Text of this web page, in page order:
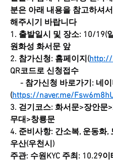
분은 아래 내용을 참고하셔
해주시기 바랍니다
1. 출발일시 및 장소: 10/19(
원화성 화서문 앞
2. 참가신청: 홈페이지(http://
QR코드로 신청접수
- 참가신청 바로가기: 네
(https://naver.me/
3. 걷기코스: 화서문>장안문
무대>창룡문
4. 준비사항: 간소복, 운동화,
우산(우천시)
주관: 수원KYC 주최: 10.29